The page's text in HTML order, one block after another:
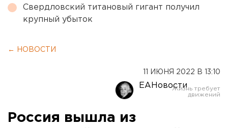
Свердловский титановый гигант получил
крупный убыток
← НОВОСТИ
11 ИЮНЯ 2022 В 13:10
ЕАНовости
Россия вышла из